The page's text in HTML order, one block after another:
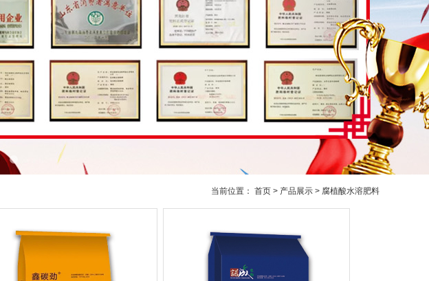
当前位置： 首页 > 产品展示 > 腐植酸水溶肥料